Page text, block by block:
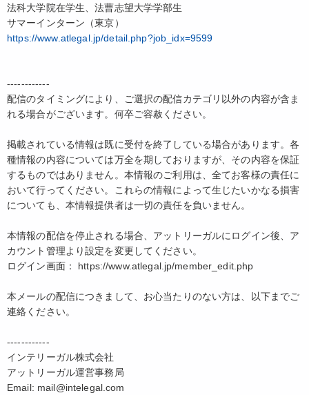
法科大学院在学生、法曹志望大学学部生
サマーインターン（東京）
https://www.atlegal.jp/detail.php?job_idx=9599
------------
配信のタイミングにより、ご選択の配信カテゴリ以外の内容が含ま
れる場合がございます。何卒ご容赦ください。
掲載されている情報は既に受付を終了している場合があります。各
種情報の内容については万全を期しておりますが、その内容を保証
するものではありません。本情報のご利用は、全てお客様の責任に
おいて行ってください。これらの情報によって生じたいかなる損害
についても、本情報提供者は一切の責任を負いません。
本情報の配信を停止される場合、アットリーガルにログイン後、ア
カウント管理より設定を変更してください。
ログイン画面： https://www.atlegal.jp/member_edit.php
本メールの配信につきまして、お心当たりのない方は、以下までご
連絡ください。
------------
インテリーガル株式会社
アットリーガル運営事務局
Email: mail@intelegal.com